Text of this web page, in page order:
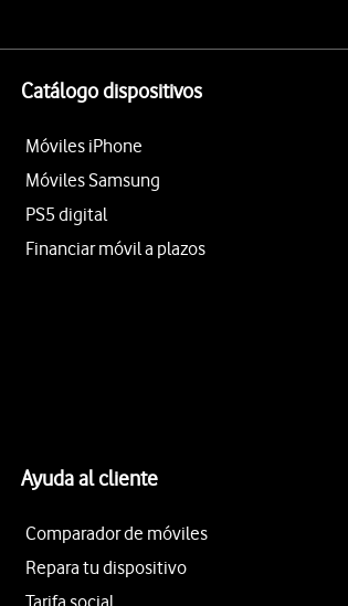
Catálogo dispositivos
Móviles iPhone
Móviles Samsung
PS5 digital
Financiar móvil a plazos
Ayuda al cliente
Comparador de móviles
Repara tu dispositivo
Tarifa social